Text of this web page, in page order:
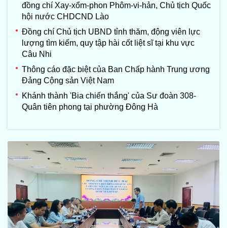
đồng chí Xay-xổm-phon Phôm-vi-hản, Chủ tịch Quốc
hội nước CHDCND Lào
Đồng chí Chủ tịch UBND tỉnh thăm, động viên lực
lượng tìm kiếm, quy tập hài cốt liệt sĩ tại khu vực
Câu Nhi
Thông cáo đặc biệt của Ban Chấp hành Trung ương
Đảng Cộng sản Việt Nam
Khánh thành 'Bia chiến thắng' của Sư đoàn 308-
Quân tiên phong tại phường Đông Hà